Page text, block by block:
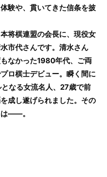
験や、貫いてきた信条を披
将棋連盟の会長に、現役女
市代さんです。清水さん
なかった1980年代、ご両
ロ棋士デビュー。瞬く間に
なる女流名人、27歳で前
成し遂げられました。その
――。